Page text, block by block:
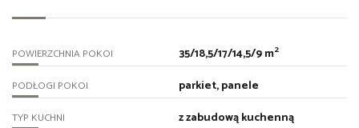
POWIERZCHNIA POKOI 35/18,5/17/14,5/9 m2
PODŁOGI POKOI parkiet, panele
TYP KUCHNI z zabudową kuchenną